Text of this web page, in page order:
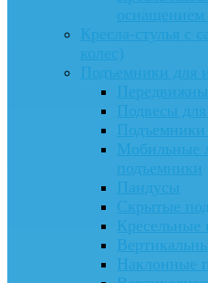
оснащением
Кресла-стулья с
колес)
Подъемники для
Подвесы
Подъемники
Мобильные
подъемники
Пандусы
Скрытые
Кресельные
Наклонные